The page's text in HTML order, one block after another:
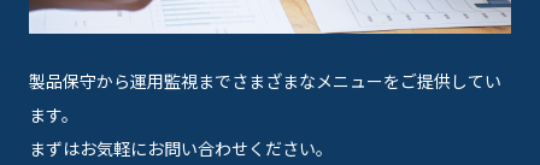
製品保守から運用監視までさまざまなメニューをご提供してい
ます。
まずはお気軽にお問い合わせください。